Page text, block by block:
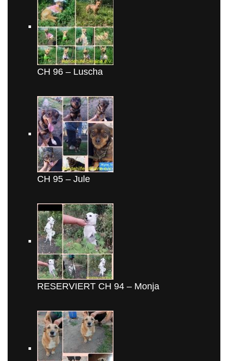
CH 96 – Luscha
CH 95 – Jule
RESERVIERT CH 94 – Monja